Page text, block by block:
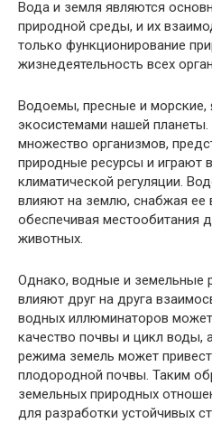
Вода и земля являются
природной среды, и их
только функционирование
жизнедеятельность всех
Водоемы, пресные и
экосистемами нашей
множество организмов,
природные ресурсы и играют
климатической регуляции.
влияют на землю, снабжая ее
обеспечивая местообитания
животных.
Однако, водные и земельные
влияют друг на друга
водных иллюминаторов может
качество почвы и цикл воды,
режима земель может
плодородной почвы. Таким
земельных природных
для разработки устойчивых